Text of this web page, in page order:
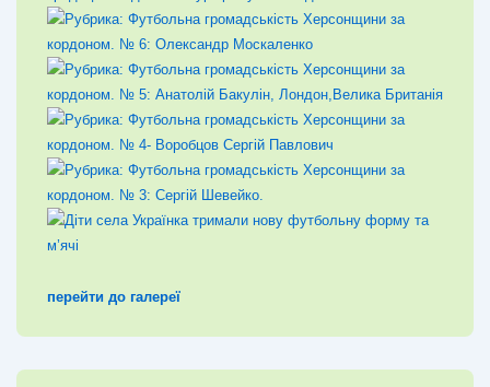
перейти до галереї